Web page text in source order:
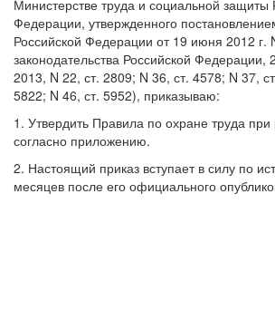
Министерстве труда и социальной защиты
Федерации, утвержденного
Российской Федерации от 19 июня 2012 г.
законодательства Российской Федерации,
2013, N 22, ст. 2809; N 36, ст. 4578; N 37,
5822; N 46, ст. 5952), приказываю:
1. Утвердить Правила по охране труда
согласно приложению.
2. Настоящий приказ вступает в силу по
месяцев после его официального